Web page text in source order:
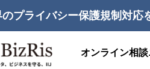
プライバシー保護規制対応
オンライン相談